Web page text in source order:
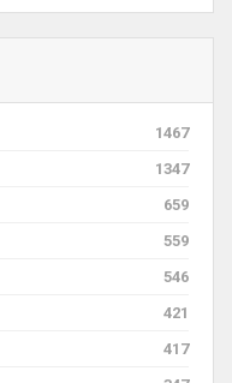
1467
1347
659
559
546
421
417